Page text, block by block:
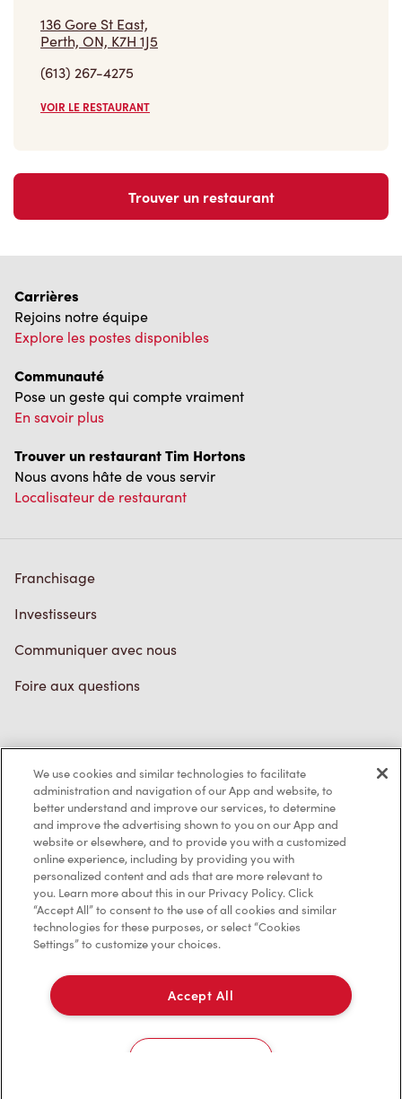
136 Gore St East,
Perth, ON, K7H 1J5
(613) 267-4275
VOIR LE RESTAURANT
Trouver un restaurant
Carrières
Rejoins notre équipe
Explore les postes disponibles
Communauté
Pose un geste qui compte vraiment
En savoir plus
Trouver un restaurant Tim Hortons
Nous avons hâte de vous servir
Localisateur de restaurant
Franchisage
Investisseurs
Communiquer avec nous
Foire aux questions
Politique de confidentialité
Conditions de service
Marques de commerce
Accessibilité
Diagnostic
Contactez-nous
We use cookies and similar technologies to facilitate
administration and navigation of our App and website, to
better understand and improve our services, to determine
and improve the advertising shown to you on our App and
website or elsewhere, and to provide you with a customized
online experience, including by providing you with
personalized content and ads that are more relevant to
you. Learn more about this in our Privacy Policy. Click
“Accept All” to consent to the use of all cookies and similar
technologies for these purposes, or select “Cookies
Settings” to customize your choices.
Accept All